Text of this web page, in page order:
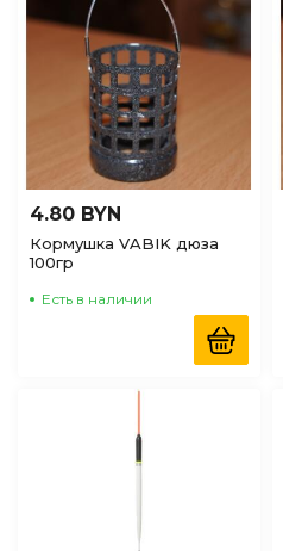
4.80 BYN
Кормушка VABIK дюза
100гр
Есть в наличии